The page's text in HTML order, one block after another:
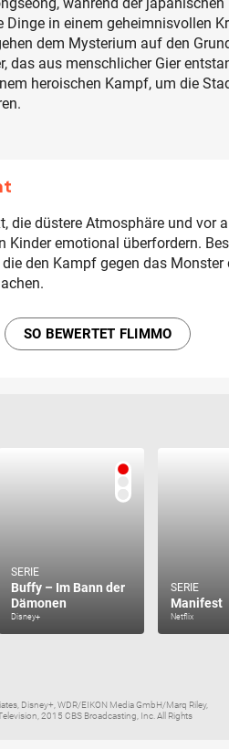
Dinge in einem geheimnisvollen
dem Mysterium auf den
das aus menschlicher Gier
heroischen Kampf, um die
die düstere Atmosphäre und vor
Kinder emotional überfordern.
den Kampf gegen das Monster
SO BEWERTET FLIMMO
SERIE
Buffy – Im Bann der
Dämonen
Disney+
SERIE
Manifest
Netflix
Disney+, WDR/EIKON Media GmbH/Marq Riley,
2015 CBS Broadcasting, Inc. All Rights